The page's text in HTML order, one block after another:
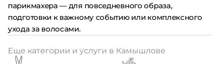
парикмахера — для повседневного образа,
подготовки к важному событию или комплексного
ухода за волосами.
Еще категории и услуги в Камышлове